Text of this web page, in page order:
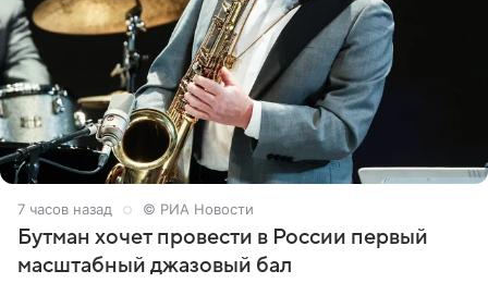
7 часов назад © РИА Новости
Бутман хочет провести в России первый
масштабный джазовый бал